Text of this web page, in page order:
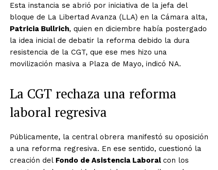
Esta instancia se abrió por iniciativa de la jefa del
bloque de La Libertad Avanza (LLA) en la Cámara alta,
Patricia Bullrich, quien en diciembre había postergado
la idea inicial de debatir la reforma debido la dura
resistencia de la CGT, que ese mes hizo una
movilización masiva a Plaza de Mayo, indicó NA.
La CGT rechaza una reforma
laboral regresiva
Públicamente, la central obrera manifestó su oposición
a una reforma regresiva. En ese sentido, cuestionó la
creación del Fondo de Asistencia Laboral con los